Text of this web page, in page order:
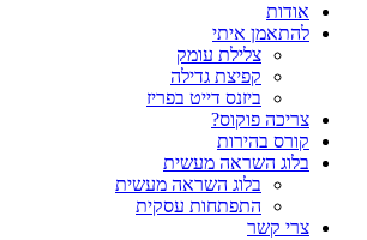
אודות
להתאמן איתי
צלילת עומק
קפיצת גדילה
ביזנס דייט בפריז
צריכה פוקוס?
קורס בהירות
בלוג השראה מעשית
בלוג השראה מעשית
התפתחות עסקית
צרי קשר